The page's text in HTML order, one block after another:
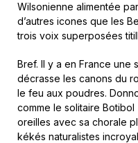
Wilsonienne alimentée
d’autres icones que les
trois voix superposées
Bref. Il y a en France une
décrasse les canons du
le feu aux poudres.
comme le solitaire Botibol
oreilles avec sa chorale
kékés naturalistes